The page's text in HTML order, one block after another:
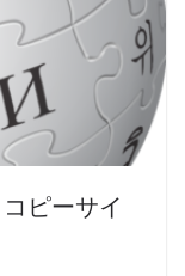
ピーサイ